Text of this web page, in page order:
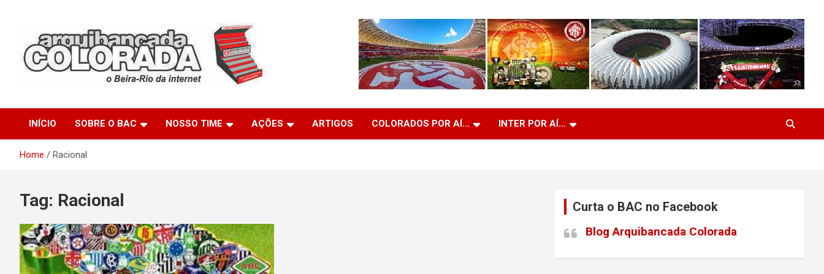
Arquibancada Colorada
INÍCIO SOBRE O BAC NOSSO TIME AÇÕES ARTIGOS COLORADOS POR AÍ… INTER POR AÍ…
Home Racional
Tag: Racional Curta o BAC no Facebook
Blog Arquibancada Colorada